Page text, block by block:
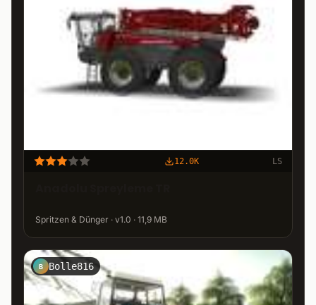
12.0K LS
Spritzen & Dünger · v1.0 · 11,9 MB
B Bolle816